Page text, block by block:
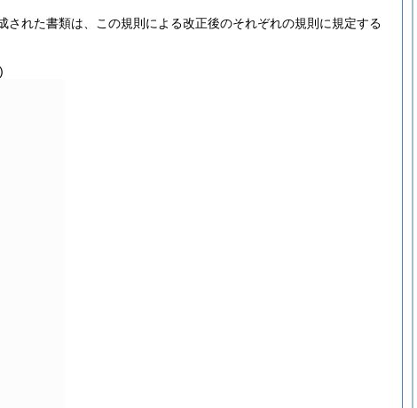
れた書類は、この規則による改正後のそれぞれの規則に規定する